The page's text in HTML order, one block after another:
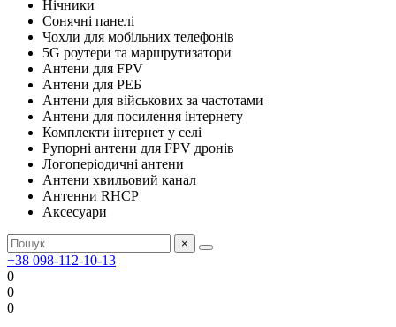
Нічники
Сонячні панелі
Чохли для мобільних телефонів
5G роутери та маршрутизатори
Антени для FPV
Антени для РЕБ
Антени для військових за частотами
Антени для посилення інтернету
Комплекти інтернет у селі
Рупорні антени для FPV дронів
Логоперіодичні антени
Антени хвильовий канал
Антенни RHCP
Аксесуари
×
+38 098-112-10-13
0
0
0